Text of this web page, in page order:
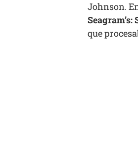
Johnson.
que